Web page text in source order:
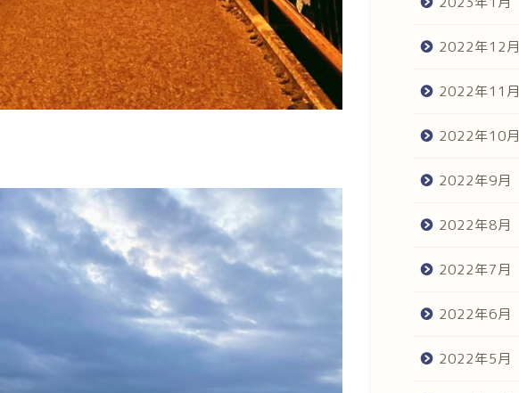
2022年12月
2022年11月
2022年10月
2022年9月
2022年8月
2022年7月
2022年6月
2022年5月